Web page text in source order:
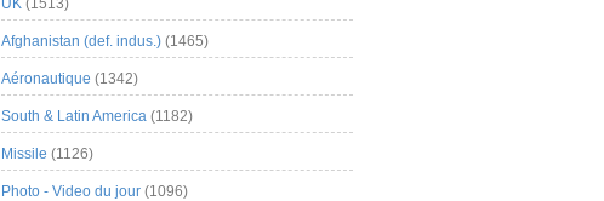
UK (1513)
Afghanistan (def. indus.) (1465)
Aéronautique (1342)
South & Latin America (1182)
Missile (1126)
Photo - Video du jour (1096)